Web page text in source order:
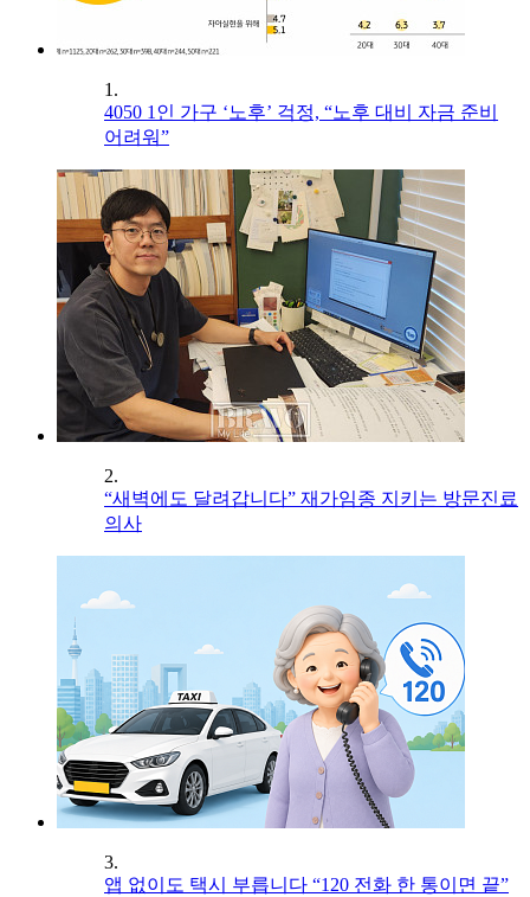
1.
4050 1인 가구 ‘노후’ 걱정, “노후 대비 자금 준비
어려워”
2.
“새벽에도 달려갑니다” 재가임종 지키는 방문진료
의사
3.
앱 없이도 택시 부릅니다 “120 전화 한 통이면 끝”